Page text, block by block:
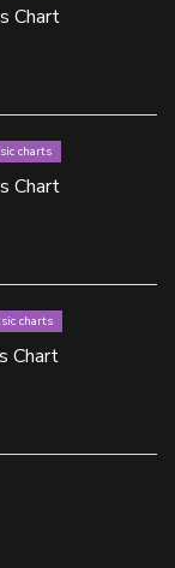
Chart
charts
Chart
charts
Chart